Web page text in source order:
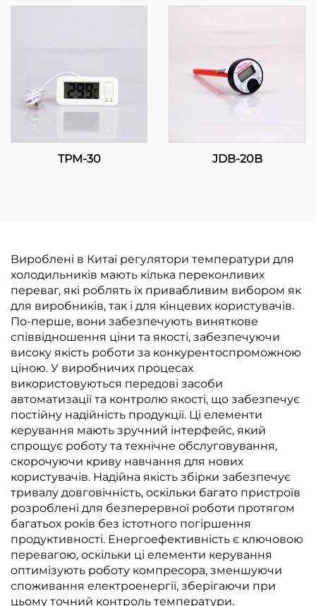
у ваших руках
TPM-30 JDB-20B
Вироблені в Китаї регулятори температури для
холодильників мають кілька переконливих
переваг, які роблять їх привабливим вибором як
для виробників, так і для кінцевих користувачів.
По-перше, вони забезпечують виняткове
співвідношення ціни та якості, забезпечуючи
високу якість роботи за конкурентоспроможною
ціною. У виробничих процесах
використовуються передові засоби
автоматизації та контролю якості, що забезпечує
постійну надійність продукції. Ці елементи
керування мають зручний інтерфейс, який
спрощує роботу та технічне обслуговування,
скорочуючи криву навчання для нових
користувачів. Надійна якість збірки забезпечує
тривалу довговічність, оскільки багато пристроїв
розроблені для безперервної роботи протягом
багатьох років без істотного погіршення
продуктивності. Енергоефективність є ключовою
перевагою, оскільки ці елементи керування
оптимізують роботу компресора, зменшуючи
споживання електроенергії, зберігаючи при
цьому точний контроль температури.